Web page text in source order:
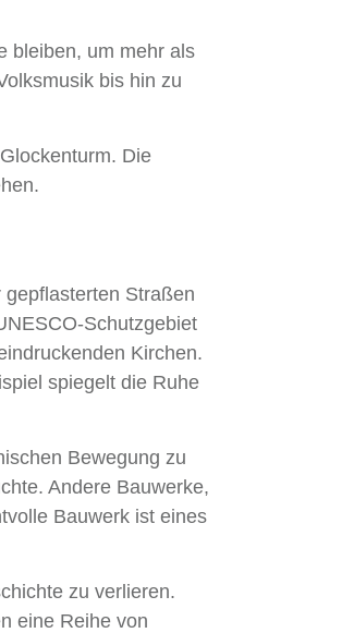
bleiben, um mehr als
bis hin zu
Die
Straßen
Schutzgebiet
Kirchen.
spiegelt die Ruhe
Bewegung zu
Andere Bauwerke,
Bauwerk ist eines
zu verlieren.
eine Reihe von